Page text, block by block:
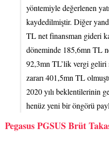
yöntemiyle değerlenen
kaydedilmiştir. Diğer
TL net finansman gideri
döneminde 185,6mn TL
92,3mn TL’lik vergi geliri
zararı 401,5mn TL
2020 yılı beklentilerinin
henüz yeni bir öngörü
Pegasus PGSUS Brüt